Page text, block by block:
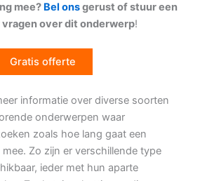
mee? Bel onsgerust of stuur een
over dit onderwerp!
Gratis offerte
informatie over diverse soorten
onderwerpen waar
zoals hoe lang gaat een
Zo zijn er verschillende type
ieder met hun aparte